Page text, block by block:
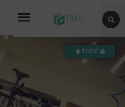
◉ TAEC ◉